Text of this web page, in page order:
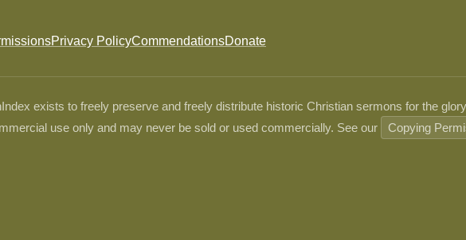
Privacy PolicyCommendationsDonate
exists to freely preserve and freely distribute historic Christian sermons for the
use only and may never be sold or used commercially. See our
Copying